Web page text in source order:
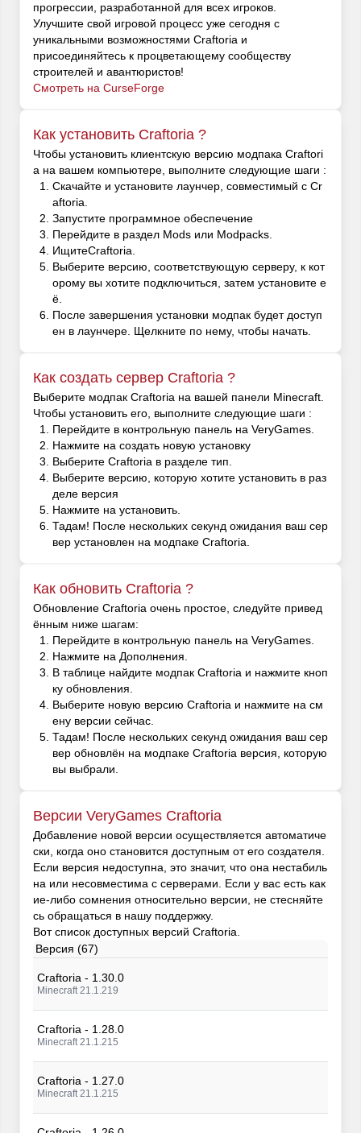
прогрессии, разработанной для всех игроков.
Улучшите свой игровой процесс уже сегодня с
уникальными возможностями Craftoria и
присоединяйтесь к процветающему сообществу
строителей и авантюристов!
Смотреть на CurseForge
Как установить Craftoria ?
Чтобы установить клиентскую версию модпака Craftori
a на вашем компьютере, выполните следующие шаги :
Скачайте и установите лаунчер, совместимый с Cr
aftoria.
Запустите программное обеспечение
Перейдите в раздел Mods или Modpacks.
ИщитеCraftoria.
Выберите версию, соответствующую серверу, к кот
орому вы хотите подключиться, затем установите е
ё.
После завершения установки модпак будет доступ
ен в лаунчере. Щелкните по нему, чтобы начать.
Как создать сервер Craftoria ?
Выберите модпак Craftoria на вашей панели Minecraft.
Чтобы установить его, выполните следующие шаги :
Перейдите в контрольную панель на VeryGames.
Нажмите на создать новую установку
Выберите Craftoria в разделе тип.
Выберите версию, которую хотите установить в раз
деле версия
Нажмите на установить.
Тадам! После нескольких секунд ожидания ваш сер
вер установлен на модпаке Craftoria.
Как обновить Craftoria ?
Обновление Craftoria очень простое, следуйте привед
ённым ниже шагам:
Перейдите в контрольную панель на VeryGames.
Нажмите на Дополнения.
В таблице найдите модпак Craftoria и нажмите кноп
ку обновления.
Выберите новую версию Craftoria и нажмите на см
ену версии сейчас.
Тадам! После нескольких секунд ожидания ваш сер
вер обновлён на модпаке Craftoria версия, которую
вы выбрали.
Версии VeryGames Craftoria
Добавление новой версии осуществляется автоматиче
ски, когда оно становится доступным от его создателя.
Если версия недоступна, это значит, что она нестабиль
на или несовместима с серверами. Если у вас есть как
ие-либо сомнения относительно версии, не стесняйте
сь обращаться в нашу поддержку.
Вот список доступных версий Craftoria.
Версия (67)
Craftoria - 1.30.0
Minecraft 21.1.219
Craftoria - 1.28.0
Minecraft 21.1.215
Craftoria - 1.27.0
Minecraft 21.1.215